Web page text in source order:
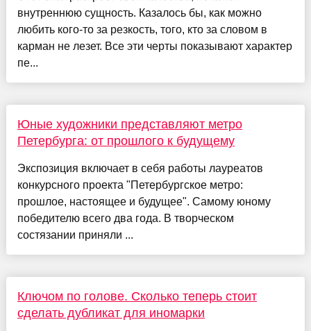
внутреннюю сущность. Казалось бы, как можно
любить кого-то за резкость, того, кто за словом в
карман не лезет. Все эти черты показывают характер
пе...
Юные художники представляют метро
Петербурга: от прошлого к будущему
Экспозиция включает в себя работы лауреатов
конкурсного проекта "Петербургское метро:
прошлое, настоящее и будущее". Самому юному
победителю всего два года. В творческом
состязании приняли ...
Ключом по голове. Сколько теперь стоит
сделать дубликат для иномарки